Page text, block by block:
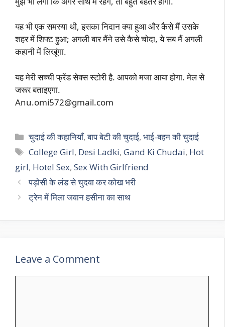
यह भी एक समस्या थी, इसका निदान क्या हुआ और कैसे मैं उसके
शहर में शिफ्ट हुआ; अगली बार मैंने उसे कैसे चोदा, ये सब मैं अगली
कहानी में लिखूंगा.
यह मेरी सच्ची फ्रेंड सेक्स स्टोरी है. आपको मजा आया होगा. मेल से
जरूर बताइएगा.
Anu.omi572@gmail.com
Categories
चुदाई की कहानियाँ,बाप बेटी की चुदाई,भाई-बहन की चुदाई
Tags
College Girl, Desi Ladki,Gand Ki Chudai, Hot
girl, Hotel Sex, Sex With Girlfriend
पड़ोसी के लंड से चुदवा कर कोख भरी
ट्रेन में मिला जवान हसीना का साथ
Leave a Comment